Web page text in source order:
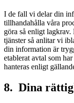
I de fall vi delar din
tillhandahålla våra
göra så enligt
tjänster så anlitar vi
din information är
etablerat avtal som
hanteras enligt
8. Dina